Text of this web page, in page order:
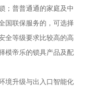
；普普通通的家庭及中
国联保服务的，可选择
全等级要求比较高的高
模帝乐的锁具产品及配
升级与出入口智能化